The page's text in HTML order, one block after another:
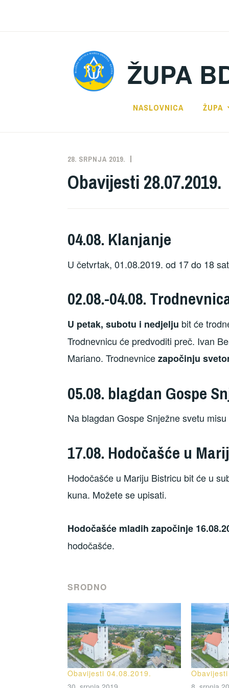
ŽUPA
NASLOVNICA ŽUPA
28. SRPNJA 2019.
Obavijesti 28.07.2019.
04.08. Klanjanje
U četvrtak, 01.08.2019. od 17 do 18
02.08.-04.08.
U petak, subotu i nedjelju bit će
Trodnevnicu će predvoditi preč. Ivan
Mariano. Trodnevnicezapočinju
05.08. blagdan Gospe
Na blagdan Gospe Snježne svetu
17.08. Hodočašće u
Hodočašće u Mariju Bistricu bit će u
kuna. Možete se upisati.
Hodočašće mladih započinje
hodočašće.
SRODNO
Obavijesti 04.08.2019.